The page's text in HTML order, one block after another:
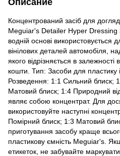
Концентрований засіб для
Meguiar's Detailer Hyper Dressing
водній основі використовується
вінілових деталей автомобіля,
якого відрізняється в
кошти. Тип: Засоби для пластику
Розведення: 1:1 Сильний блиск;
Матовий блиск; 1:4 Природний
являє собою концентрат. Для
використовуйте наступні
Помірний блиск; 1:3 Матовий
приготування засобу краще
пластикову ємність Meguiar's.
етикеток, не забувайте